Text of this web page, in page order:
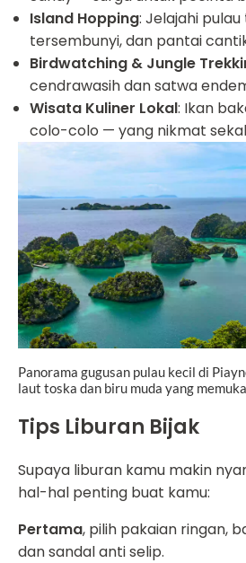
Island Hopping: Jelajahi
tersembunyi, dan pantai
Birdwatching & Jungle
cendrawasih dan satwa
Wisata Kuliner Lokal: Ikan
colo-colo — yang nikmat
Panorama gugusan pulau kecil di
laut toska dan biru muda yang
Tips Liburan Bijak
Supaya liburan kamu makin
hal-hal penting buat kamu:
Pertama, pilih pakaian ringan,
dan sandal anti selip.